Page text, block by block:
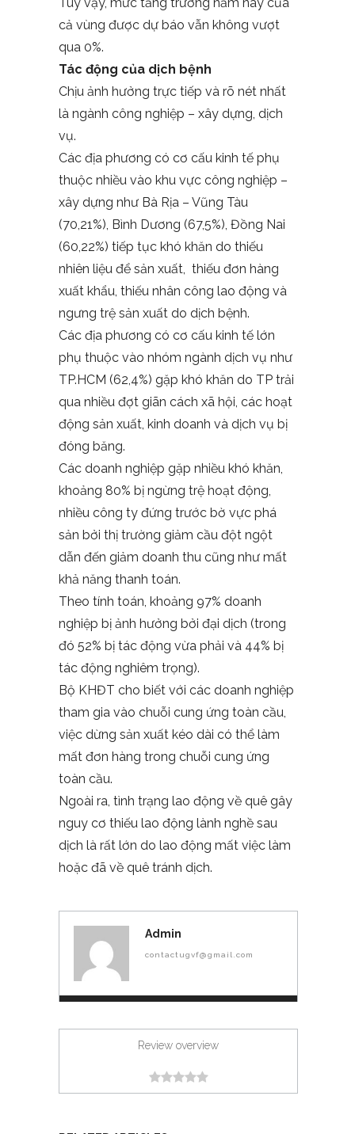
Tuy vậy, mức tăng trưởng năm nay của
cả vùng được dự báo vẫn không vượt
qua 0%.
Tác động của dịch bệnh
Chịu ảnh hưởng trực tiếp và rõ nét nhất
là ngành công nghiệp – xây dựng, dịch
vụ.
Các địa phương có cơ cấu kinh tế phụ
thuộc nhiều vào khu vực công nghiệp –
xây dựng như Bà Rịa – Vũng Tàu
(70,21%), Bình Dương (67,5%), Đồng Nai
(60,22%) tiếp tục khó khăn do thiếu
nhiên liệu để sản xuất, thiếu đơn hàng
xuất khẩu, thiếu nhân công lao động và
ngưng trệ sản xuất do dịch bệnh.
Các địa phương có cơ cấu kinh tế lớn
phụ thuộc vào nhóm ngành dịch vụ như
TP.HCM (62,4%) gặp khó khăn do TP trải
qua nhiều đợt giãn cách xã hội, các hoạt
động sản xuất, kinh doanh và dịch vụ bị
đóng băng.
Các doanh nghiệp gặp nhiều khó khăn,
khoảng 80% bị ngừng trệ hoạt động,
nhiều công ty đứng trước bờ vực phá
sản bởi thị trường giảm cầu đột ngột
dẫn đến giảm doanh thu cũng như mất
khả năng thanh toán.
Theo tính toán, khoảng 97% doanh
nghiệp bị ảnh hưởng bởi đại dịch (trong
đó 52% bị tác động vừa phải và 44% bị
tác động nghiêm trọng).
Bộ KHĐT cho biết với các doanh nghiệp
tham gia vào chuỗi cung ứng toàn cầu,
việc dừng sản xuất kéo dài có thể làm
mất đơn hàng trong chuỗi cung ứng
toàn cầu.
Ngoài ra, tình trạng lao động về quê gây
nguy cơ thiếu lao động lành nghề sau
dịch là rất lớn do lao động mất việc làm
hoặc đã về quê tránh dịch.
Admin
contactugvf@gmail.com
Review overview